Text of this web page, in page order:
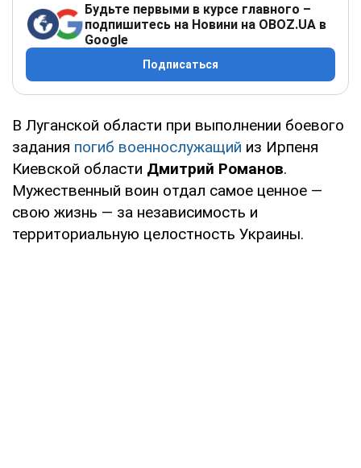
Будьте первыми в курсе главного –
подпишитесь на Новини на OBOZ.UA в
Google
Подписаться
В Луганской области при выполнении боевого
задания погиб военнослужащий из Ирпеня
Киевской области Дмитрий Романов.
Мужественный воин отдал самое ценное —
свою жизнь — за независимость и
территориальную целостность Украины.